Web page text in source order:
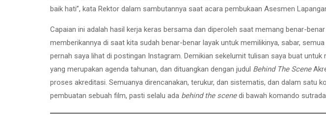
baik hati”, kata Rektor dalam sambutannya saat acara pembukaan Asesmen
Capaian ini adalah hasil kerja keras bersama dan diperoleh saat memang benar-
memberikannya di saat kita sudah benar-benar layak untuk memilikinya, sabar,
pernah saya lihat di postingan Instagram. Demikian sekelumit tulisan saya buat untuk
yang merupakan agenda tahunan, dan dituangkan dengan judul Behind The Scene
proses akreditasi. Semuanya direncanakan, terukur, dan sistematis, dan dalam satu
pembuatan sebuah film, pasti selalu ada behind the scenedi bawah komando